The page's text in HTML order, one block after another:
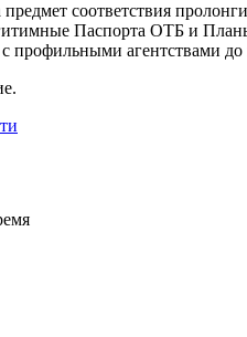
соответствия
Паспорта ОТБ и
с профильными агентствами